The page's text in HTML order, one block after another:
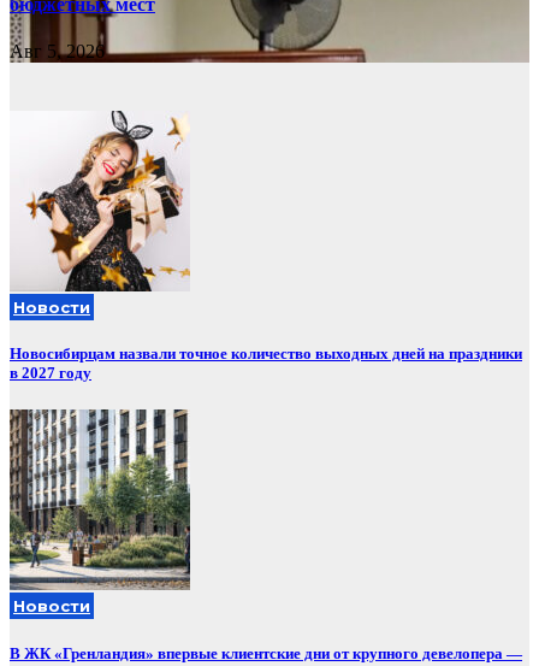
Авг 5, 2026
Новости
Новосибирцам назвали точное количество выходных дней на праздники
в 2027 году
Новости
В ЖК «Гренландия» впервые клиентские дни от крупного девелопера —